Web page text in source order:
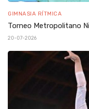
GIMNASIA RÍTMICA
Torneo Metropolitano
20-07-2026